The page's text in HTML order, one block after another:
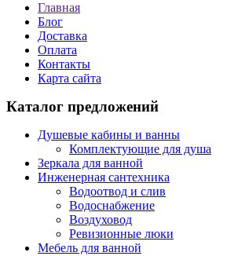
Главная
Блог
Доставка
Оплата
Контакты
Карта сайта
Каталог предложений
Душевые кабины и ванны
Комплектующие для душа
Зеркала для ванной
Инженерная сантехника
Водоотвод и слив
Водоснабжение
Воздуховод
Ревизионные люки
Мебель для ванной